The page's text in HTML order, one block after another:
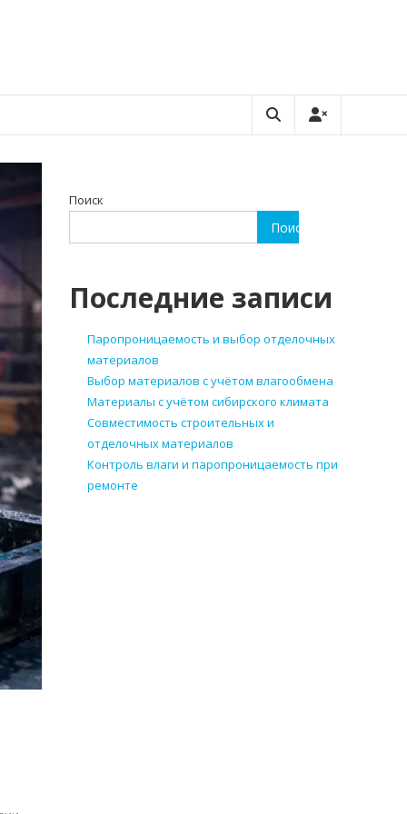
Поиск
Поиск
Последние записи
Паропроницаемость и выбор отделочных
материалов
Выбор материалов с учётом влагообмена
Материалы с учётом сибирского климата
Совместимость строительных и
отделочных материалов
Контроль влаги и паропроницаемость при
ремонте